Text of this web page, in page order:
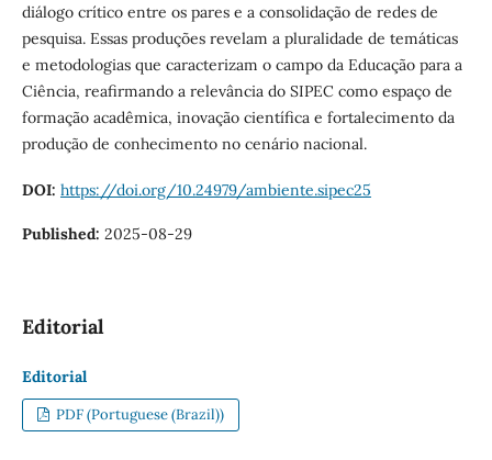
diálogo crítico entre os pares e a consolidação de redes de
pesquisa. Essas produções revelam a pluralidade de temáticas
e metodologias que caracterizam o campo da Educação para a
Ciência, reafirmando a relevância do SIPEC como espaço de
formação acadêmica, inovação científica e fortalecimento da
produção de conhecimento no cenário nacional.
DOI: https://doi.org/10.24979/ambiente.sipec25
Published: 2025-08-29
Editorial
Editorial
PDF (Portuguese (Brazil))